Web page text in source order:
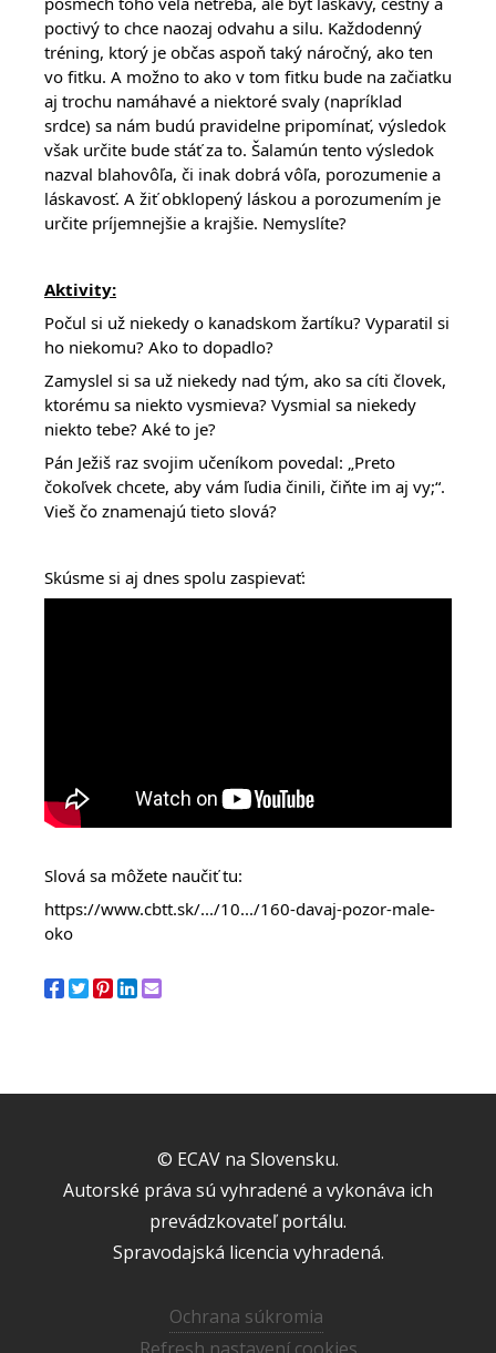
poctivý to chce naozaj odvahu a silu. Každodenný
tréning, ktorý je občas aspoň taký náročný, ako ten
vo fitku. A možno to ako v tom fitku bude na začiatku
aj trochu namáhavé a niektoré svaly (napríklad
srdce) sa nám budú pravidelne pripomínať, výsledok
však určite bude stáť za to. Šalamún tento výsledok
nazval blahovôľa, či inak dobrá vôľa, porozumenie a
láskavosť. A žiť obklopený láskou a porozumením je
určite príjemnejšie a krajšie. Nemyslíte?
Aktivity:
Počul si už niekedy o kanadskom žartíku? Vyparatil si
ho niekomu? Ako to dopadlo?
Zamyslel si sa už niekedy nad tým, ako sa cíti človek,
ktorému sa niekto vysmieva? Vysmial sa niekedy
niekto tebe? Aké to je?
Pán Ježiš raz svojim učeníkom povedal: „Preto
čokoľvek chcete, aby vám ľudia činili, čiňte im aj vy;“.
Vieš čo znamenajú tieto slová?
Skúsme si aj dnes spolu zaspievať:
Slová sa môžete naučiť tu:
https://www.cbtt.sk/.../10.../160-davaj-pozor-male-
oko
© ECAV na Slovensku.
Autorské práva sú vyhradené a vykonáva ich
prevádzkovateľ portálu.
Spravodajská licencia vyhradená.
Ochrana súkromia